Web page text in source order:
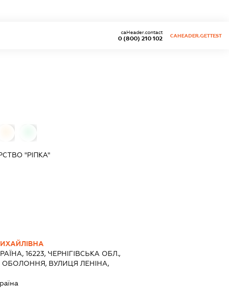
0 (800) 210 102
caHeader.contact
CAHEADER.GETTEST
"РІПКА"
16223, ЧЕРНІГІВСЬКА ОБЛ.,
ВУЛИЦЯ ЛЕНІНА,